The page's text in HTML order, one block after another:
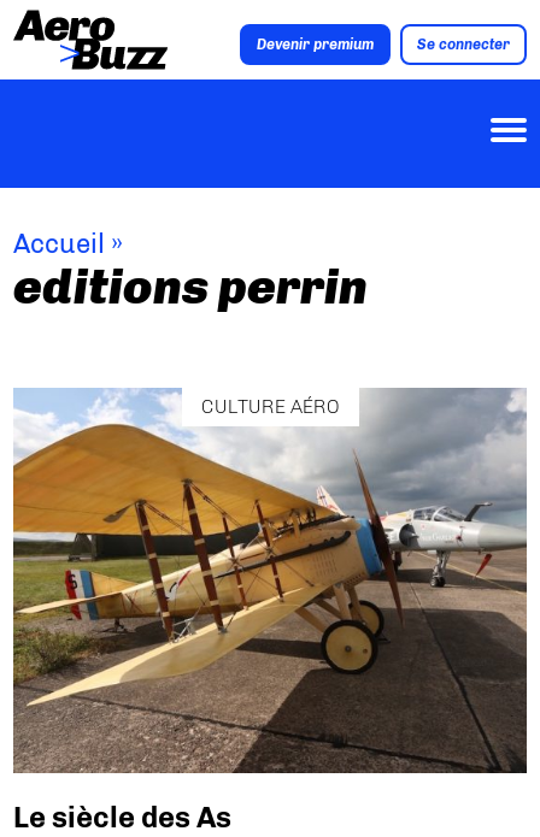
Devenir premium Se connecter
Accueil »
editions perrin
CULTURE AÉRO
Le siècle des As